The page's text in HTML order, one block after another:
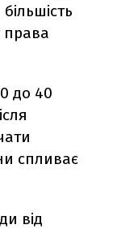
права
до 40
спливає
від